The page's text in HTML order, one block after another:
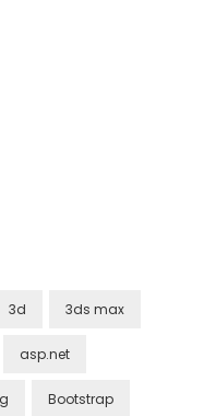
3d 3ds max
asp.net
Bootstrap